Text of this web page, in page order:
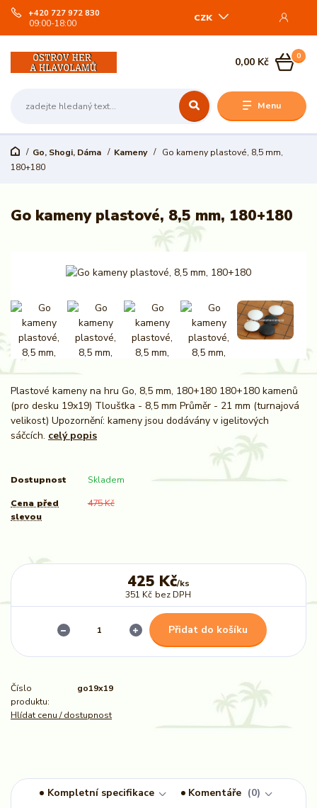
Menu
CZK
+420 727 972 830
09:00-18:00
0
0,00 Kč
Go, Shogi, Dáma Kameny
Go kameny plastové, 8,5 mm,
180+180
Go kameny plastové, 8,5 mm, 180+180
Plastové kameny na hru Go, 8,5 mm, 180+180 180+180 kamenů
(pro desku 19x19) Tloušťka - 8,5 mm Průměr - 21 mm (turnajová
velikost) Upozornění: kameny jsou dodávány v igelitových
sáčcích. celý popis
Dostupnost Skladem
Cena před
slevou
475 Kč
425 Kč/ks
351 Kč bez DPH
Přidat do košíku
Číslo
produktu:
go19x19
Hlídat cenu / dostupnost
Kompletní specifikace Komentáře
0